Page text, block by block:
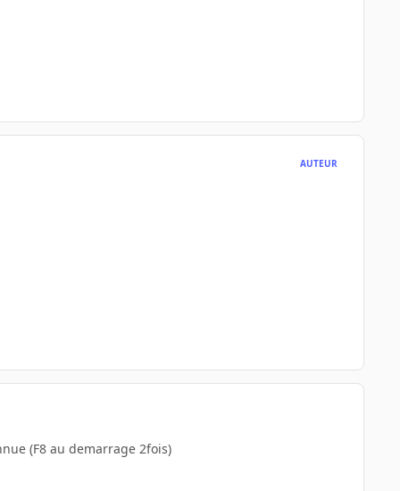
AUTEUR
(F8 au demarrage 2fois)